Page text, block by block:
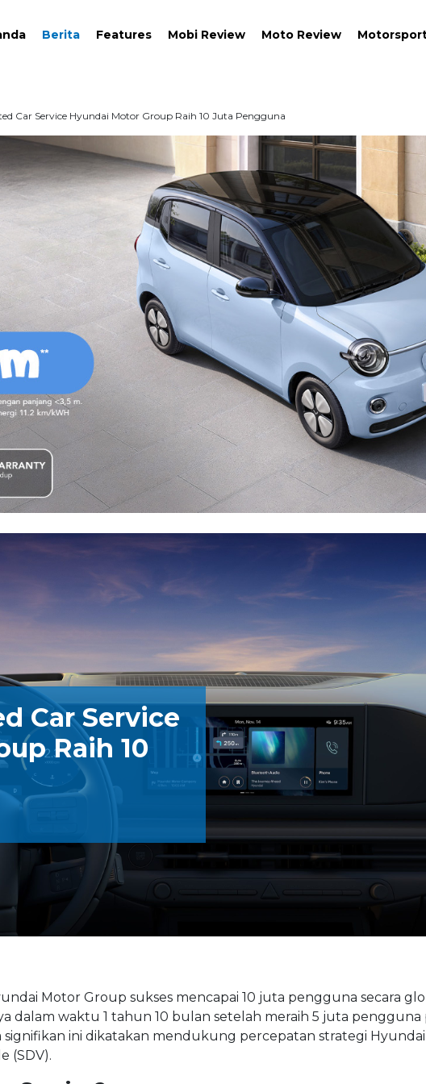
Berita Features Mobi Review Moto Review
Car Service Hyundai Motor Group Raih 10 Juta Pengguna
Car Service
Raih 10
Motor Group sukses mencapai 10 juta pengguna secara
dalam waktu 1 tahun 10 bulan setelah meraih 5 juta pengguna
ini dikatakan mendukung percepatan strategi
(SDV).